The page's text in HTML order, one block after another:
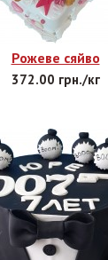
Рожеве сяйво
372.00 грн./кг